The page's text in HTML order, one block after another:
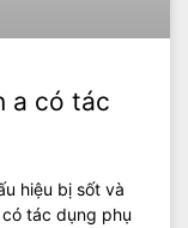
a có tác
hiệu bị sốt và
tác dụng phụ